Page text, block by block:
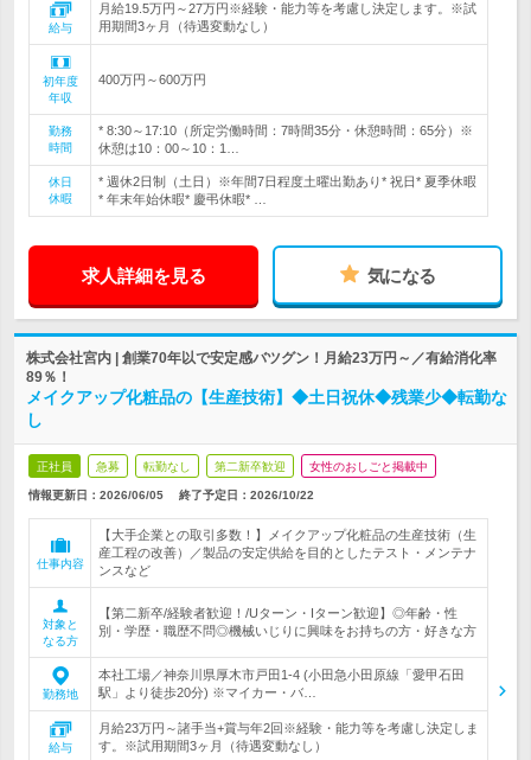
給与
月給19.5万円～27万円※経験・能力等を考慮し決定します。※試
用期間3ヶ月（待遇変動なし）
初年度
年収
400万円～600万円
勤務
時間
* 8:30～17:10（所定労働時間：7時間35分・休憩時間：65分）※
休憩は10：00～10：1…
休日
休暇
* 週休2日制（土日）※年間7日程度土曜出勤あり* 祝日* 夏季休暇
* 年末年始休暇* 慶弔休暇* …
求人詳細を見る 気になる
株式会社宮内 | 創業70年以で安定感バツグン！月給23万円～／有給消化率
89％！
メイクアップ化粧品の【生産技術】◆土日祝休◆残業少◆転勤な
し
正社員 急募 転勤なし 第二新卒歓迎 女性のおしごと掲載中
情報更新日：2026/06/05 終了予定日： 2026/10/22
仕事内容
【大手企業との取引多数！】メイクアップ化粧品の生産技術（生
産工程の改善）／製品の安定供給を目的としたテスト・メンテナ
ンスなど
対象と
なる方
【第二新卒/経験者歓迎！/Uターン・Iターン歓迎】◎年齢・性
別・学歴・職歴不問◎機械いじりに興味をお持ちの方・好きな方
勤務地
本社工場／神奈川県厚木市戸田1-4 (小田急小田原線「愛甲石田
駅」より徒歩20分) ※マイカー・バ…
給与
月給23万円～諸手当+賞与年2回※経験・能力等を考慮し決定しま
す。※試用期間3ヶ月（待遇変動なし）